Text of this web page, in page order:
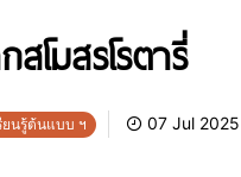
โมสรโรตารี่
ยนรู้ต้นแบบ ฯ 07 Jul 2025